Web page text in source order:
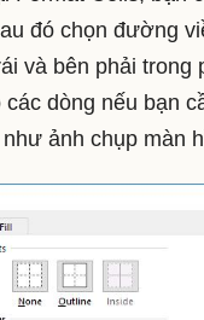
đó chọn đường
và bên phải trong
dòng nếu bạn
ảnh chụp màn